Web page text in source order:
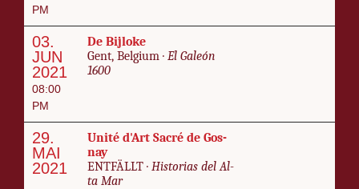
PM
03.
JUN
2021
08:00
PM
De Bi­jloke
Gent, Bel­gium · El Galeón
1600
29.
MAI
2021
Unité d'Art Sacré de Gos­
nay
ENT­FÄLLT · His­to­rias del Al­
ta Mar